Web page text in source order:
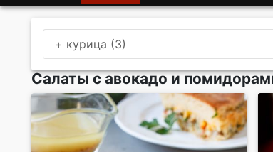
+ курица (3)
Салаты с авокадо и